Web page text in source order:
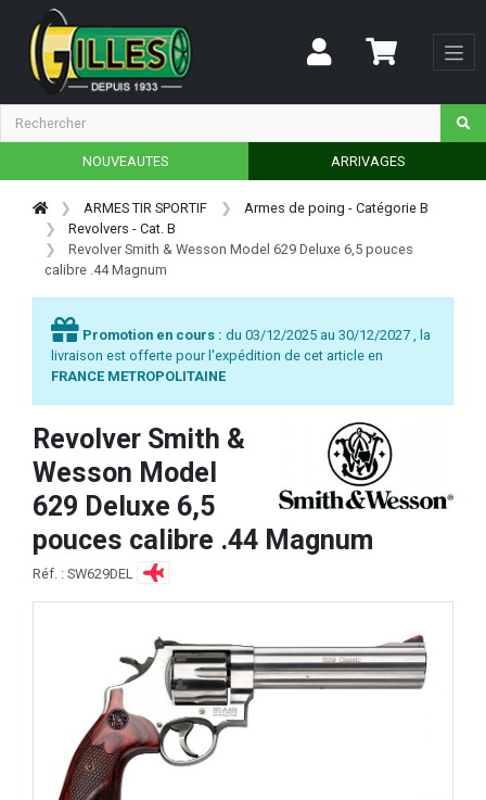
NOUVEAUTES ARRIVAGES
ARMES TIR SPORTIF
Armes de poing - Catégorie B
Revolvers - Cat. B
Revolver Smith & Wesson Model 629 Deluxe 6,5 pouces
calibre .44 Magnum
Promotion en cours : du 03/12/2025 au 30/12/2027 , la
livraison est offerte pour l'expédition de cet article en
FRANCE METROPOLITAINE
Revolver Smith &
Wesson Model
629 Deluxe 6,5
pouces calibre .44 Magnum
Réf. : SW629DEL